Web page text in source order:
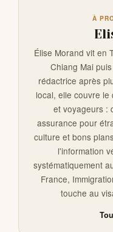
À
Élise Morand vit en
Chiang Mai
rédactrice après
local, elle couvre
et voyageurs :
assurance pour
culture et bons
l'information
systématiquement
France,
touche au